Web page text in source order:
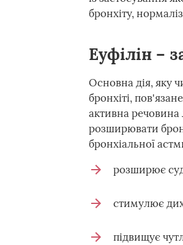
бронхіту,
Еуфілін –
Основна дія, яку
бронхіті,
активна речовина
розширювати
бронхіальної
розширює
стимулює
підвищує